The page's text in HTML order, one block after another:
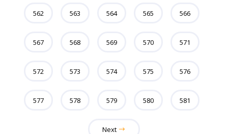
562 563 564 565 566
567 568 569 570 571
572 573 574 575 576
577 578 579 580 581
Next